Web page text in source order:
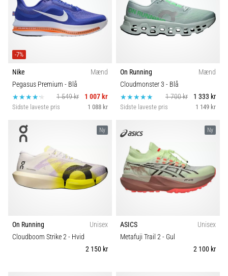
-7%
Nike
Mænd
Pegasus Premium - Blå
1 549 kr
1 007 kr
Sidste laveste pris 1 088 kr
On Running
Mænd
Cloudmonster 3 - Blå
1 700 kr
1 333 kr
Sidste laveste pris 1 149 kr
Ny
On Running
Unisex
Cloudboom Strike 2- Hvid
2 150 kr
Ny
ASICS
Unisex
Metafuji Trail 2- Gul
2 100 kr